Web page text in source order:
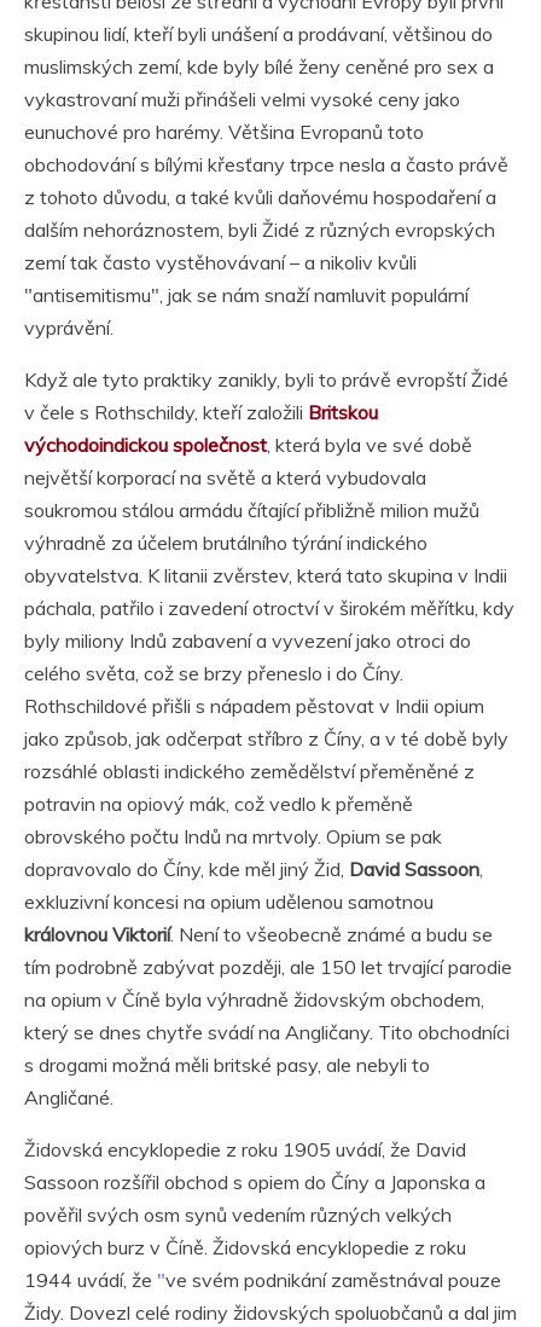
skupinou lidí, kteří byli unášení a prodávaní, většinou do
muslimských zemí, kde byly bílé ženy ceněné pro sex a
vykastrovaní muži přinášeli velmi vysoké ceny jako
eunuchové pro harémy. Většina Evropanů toto
obchodování s bílými křesťany trpce nesla a často právě
z tohoto důvodu, a také kvůli daňovému hospodaření a
dalším nehoráznostem, byli Židé z různých evropských
zemí tak často vystěhovávaní – a nikoliv kvůli
"antisemitismu", jak se nám snaží namluvit populární
vyprávění.
Když ale tyto praktiky zanikly, byli to právě evropští Židé
v čele s Rothschildy, kteří založili Britskou
východoindickou společnost, která byla ve své době
největší korporací na světě a která vybudovala
soukromou stálou armádu čítající přibližně milion mužů
výhradně za účelem brutálního týrání indického
obyvatelstva. K litanii zvěrstev, která tato skupina v Indii
páchala, patřilo i zavedení otroctví v širokém měřítku, kdy
byly miliony Indů zabavení a vyvezení jako otroci do
celého světa, což se brzy přeneslo i do Číny.
Rothschildové přišli s nápadem pěstovat v Indii opium
jako způsob, jak odčerpat stříbro z Číny, a v té době byly
rozsáhlé oblasti indického zemědělství přeměněné z
potravin na opiový mák, což vedlo k přeměně
obrovského počtu Indů na mrtvoly. Opium se pak
dopravovalo do Číny, kde měl jiný Žid, David Sassoon,
exkluzivní koncesi na opium udělenou samotnou
královnou Viktorií. Není to všeobecně známé a budu se
tím podrobně zabývat později, ale 150 let trvající parodie
na opium v Číně byla výhradně židovským obchodem,
který se dnes chytře svádí na Angličany. Tito obchodníci
s drogami možná měli britské pasy, ale nebyli to
Angličané.
Židovská encyklopedie z roku 1905 uvádí, že David
Sassoon rozšířil obchod s opiem do Číny a Japonska a
pověřil svých osm synů vedením různých velkých
opiových burz v Číně. Židovská encyklopedie z roku
1944 uvádí, že "ve svém podnikání zaměstnával pouze
Židy. Dovezl celé rodiny židovských spoluobčanů a dal jim